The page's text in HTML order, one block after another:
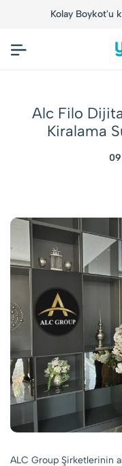
Alc Filo
Kiralama
ALC Group Şirketlerinin